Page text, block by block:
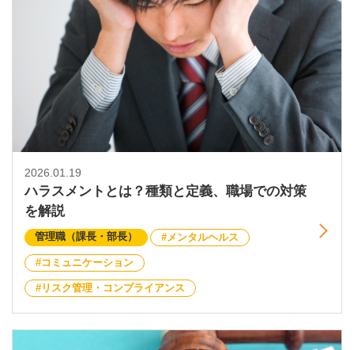
2026.01.19
ハラスメントとは？種類と定義、職場での対策
を解説
管理職（課長・部長） メンタルヘルス
コミュニケーション
リスク管理・コンプライアンス